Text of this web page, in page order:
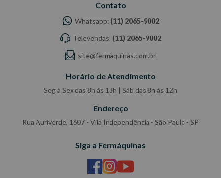
Contato
Whatsapp: (11) 2065-9002
Televendas: (11) 2065-9002
site@fermaquinas.com.br
Horário de Atendimento
Seg à Sex das 8h às 18h | Sáb das 8h às 12h
Endereço
Rua Auriverde, 1607 - Vila Independência - São Paulo - SP
Siga a Fermáquinas